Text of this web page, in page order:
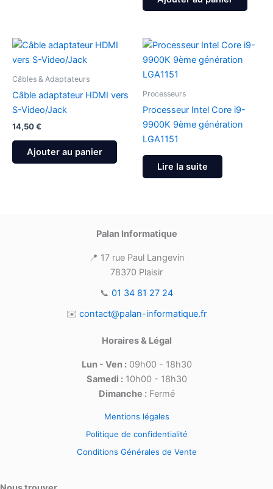
Câbles & Adaptateurs
Câble adaptateur HDMI vers
S-Video/Jack
14,50€
Ajouter au panier
Processeurs
Processeur Intel Core i9-
9900K 9ème génération
LGA1151
Lire la suite
Palan Informatique
📍 17 rue Paul Langevin
78370 Plaisir
📞 01 34 81 27 24
✉️ contact@palan-informatique.fr
Horaires & Légal
Lun - Ven :09h00 - 18h30
Samedi :10h00 - 18h30
Dimanche :Fermé
Mentions légales
Politique de confidentialité
Conditions Générales de Vente